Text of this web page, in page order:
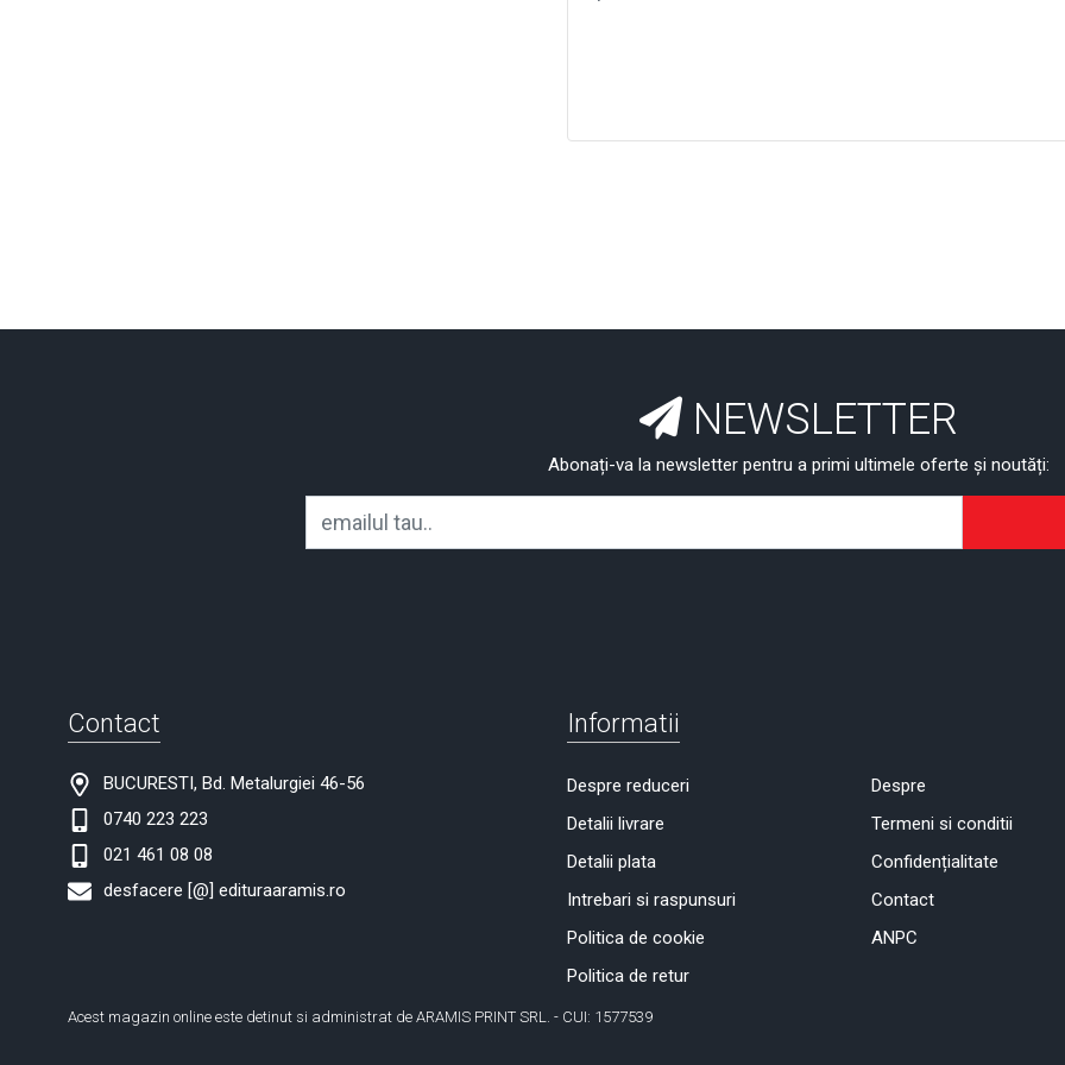
NEWSLETTER
Abonați-va la newsletter pentru a primi ultimele oferte și noutăți:
Contact
BUCURESTI, Bd. Metalurgiei 46-56
0740 223 223
021 461 08 08
desfacere [@] edituraaramis.ro
Informatii
Despre reduceri
Detalii livrare
Detalii plata
Intrebari si raspunsuri
Politica de cookie
Politica de retur
Despre
Termeni si conditii
Confidențialitate
Contact
ANPC
Acest magazin online este detinut si administrat de ARAMIS PRINT SRL. - CUI: 1577539